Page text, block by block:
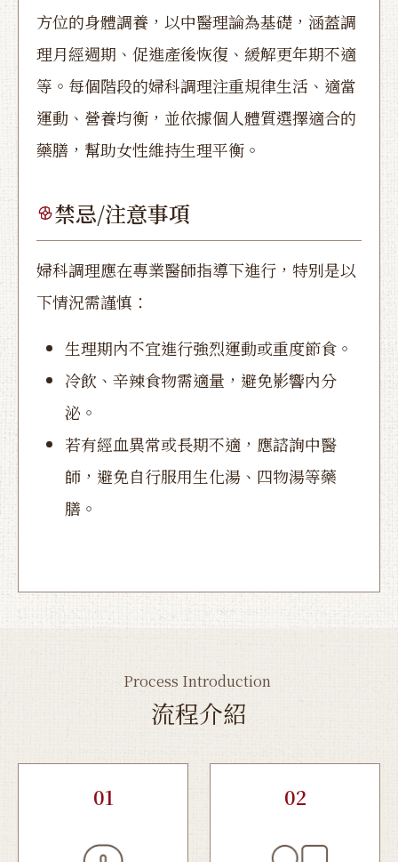
方位的身體調養，以中醫理論為基礎，涵蓋調
理月經週期、促進產後恢復、緩解更年期不適
等。每個階段的婦科調理注重規律生活、適當
運動、營養均衡，並依據個人體質選擇適合的
藥膳，幫助女性維持生理平衡。
禁忌/注意事項
婦科調理應在專業醫師指導下進行，特別是以
下情況需謹慎：
生理期內不宜進行強烈運動或重度節食。
冷飲、辛辣食物需適量，避免影響內分
泌。
若有經血異常或長期不適，應諮詢中醫
師，避免自行服用生化湯、四物湯等藥
膳。
流程介紹
Process Introduction
01 02